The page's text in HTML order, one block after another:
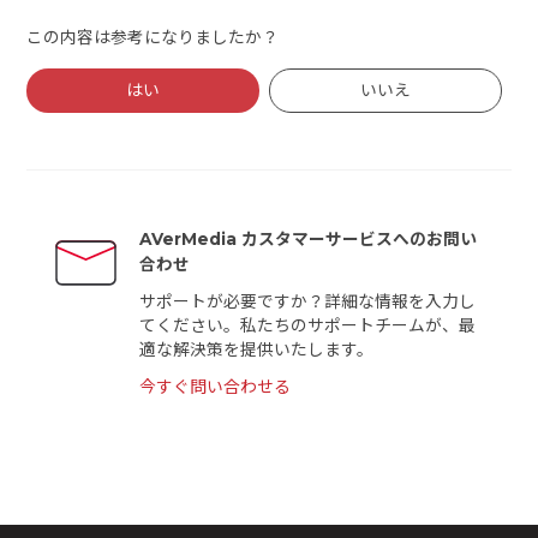
この内容は参考になりましたか？
はい いいえ
AVerMedia カスタマーサービスへのお問い
合わせ
サポートが必要ですか？詳細な情報を入力し
てください。私たちのサポートチームが、最
適な解決策を提供いたします。
今すぐ問い合わせる